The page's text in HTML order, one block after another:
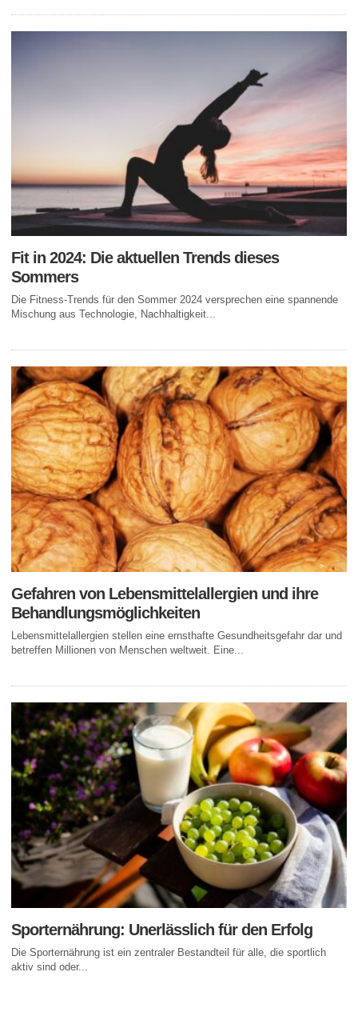
Fit in 2024: Die aktuellen Trends dieses
Sommers
Die Fitness-Trends für den Sommer 2024 versprechen eine spannende
Mischung aus Technologie, Nachhaltigkeit...
Gefahren von Lebensmittelallergien und ihre
Behandlungsmöglichkeiten
Lebensmittelallergien stellen eine ernsthafte Gesundheitsgefahr dar und
betreffen Millionen von Menschen weltweit. Eine...
Sporternährung: Unerlässlich für den Erfolg
Die Sporternährung ist ein zentraler Bestandteil für alle, die sportlich
aktiv sind oder...